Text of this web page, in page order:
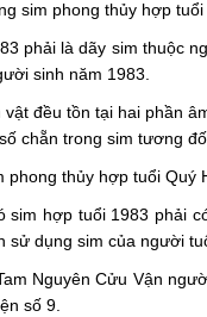
sim phong thủy hợp tuổi
phải là dãy sim thuộc
sinh năm 1983.
đều tồn tại hai phần
chẵn trong sim tương
thủy hợp tuổi Quý
sim hợp tuổi 1983 phải
dụng sim của người
Nguyên Cửu Vận
số 9.